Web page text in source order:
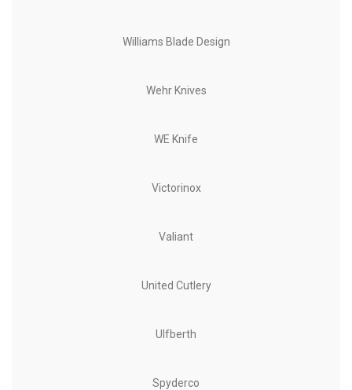
Williams Blade Design
Wehr Knives
WE Knife
Victorinox
Valiant
United Cutlery
Ulfberth
Spyderco